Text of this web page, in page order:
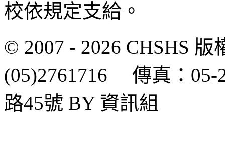
校依規定支給。
© 2007 - 2026 CHSHS
(05)2761716 傳真：05-
路45號 BY 資訊組